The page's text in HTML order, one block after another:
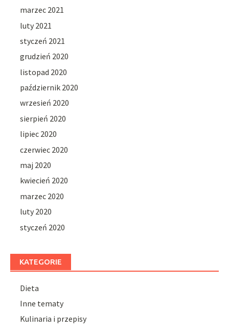
marzec 2021
luty 2021
styczeń 2021
grudzień 2020
listopad 2020
październik 2020
wrzesień 2020
sierpień 2020
lipiec 2020
czerwiec 2020
maj 2020
kwiecień 2020
marzec 2020
luty 2020
styczeń 2020
KATEGORIE
Dieta
Inne tematy
Kulinaria i przepisy